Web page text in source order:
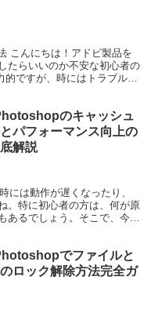
こんにちは！アドビ製品を
たらいいのか不安な初心者の
的ですが、時にはトラブルが
のキャッシュ
パフォーマンス向上の
解説
には動作が遅くなったり、
。特に初心者の方は、何が原
あるでしょう。そこで、今回
でファイルと
ロック解除方法完全ガ